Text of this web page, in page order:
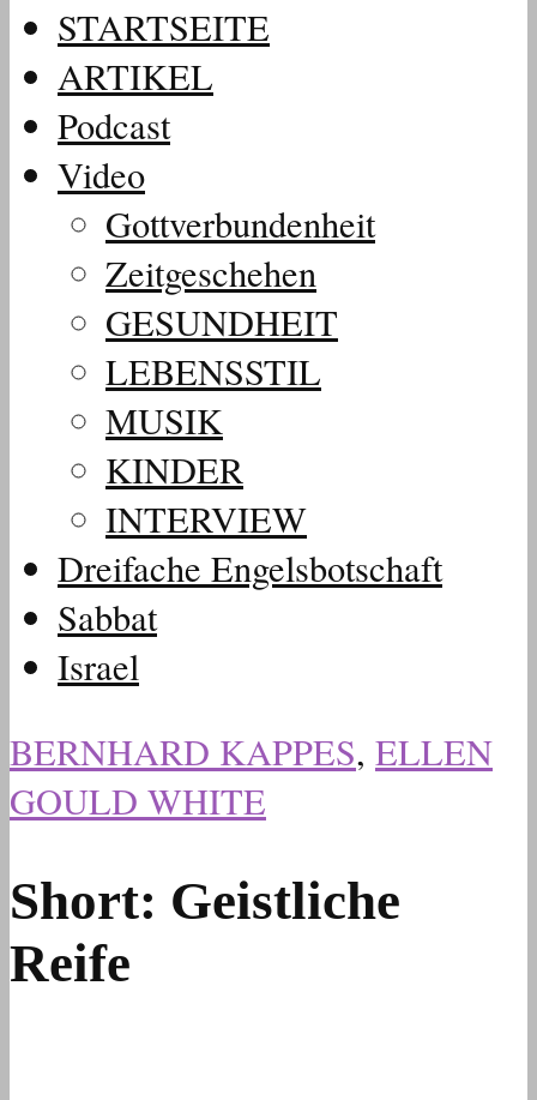
STARTSEITE
ARTIKEL
Podcast
Video
Gottverbundenheit
Zeitgeschehen
GESUNDHEIT
LEBENSSTIL
MUSIK
KINDER
INTERVIEW
Dreifache Engelsbotschaft
Sabbat
Israel
BERNHARD KAPPES, ELLEN
GOULD WHITE
Short: Geistliche
Reife